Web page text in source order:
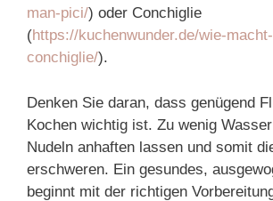
man-pici/) oder Conchiglie
(https://kuchenwunder.de/wie-
conchiglie/).
Denken Sie daran, dass genügend
Kochen wichtig ist. Zu wenig
Nudeln anhaften lassen und somit
erschweren. Ein gesundes,
beginnt mit der richtigen